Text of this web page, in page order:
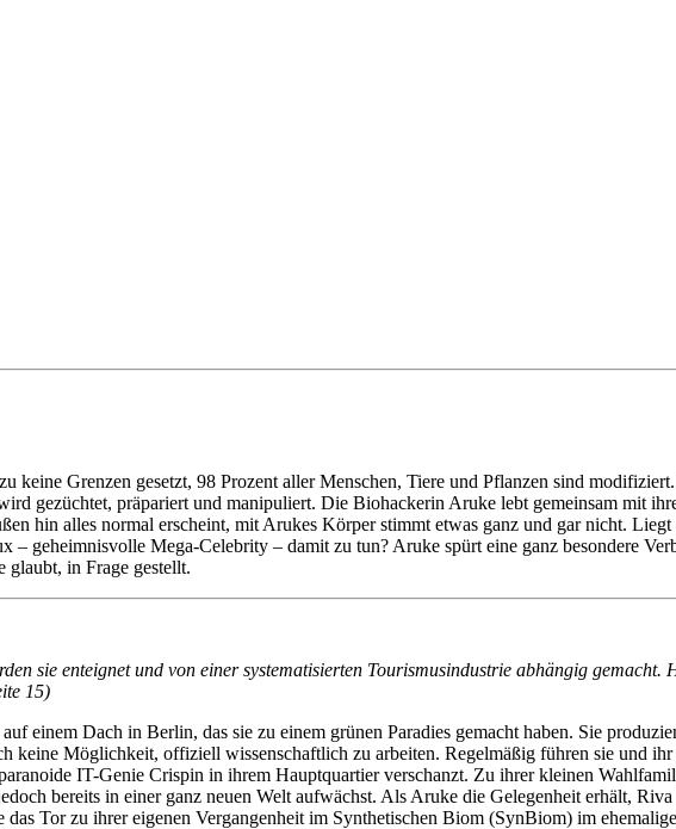
keine Grenzen gesetzt, 98 Prozent aller Menschen, Tiere und Pflanzen sind
gezüchtet, präpariert und manipuliert. Die Biohackerin Aruke lebt gemeinsam mit
hin alles normal erscheint, mit Arukes Körper stimmt etwas ganz und gar nicht.
geheimnisvolle Mega-Celebrity – damit zu tun? Aruke spürt eine ganz besondere
glaubt, in Frage gestellt.
sie enteignet und von einer systematisierten Tourismusindustrie abhängig gemacht.
15)
einem Dach in Berlin, das sie zu einem grünen Paradies gemacht haben. Sie
keine Möglichkeit, offiziell wissenschaftlich zu arbeiten. Regelmäßig führen sie und
IT-Genie Crispin in ihrem Hauptquartier verschanzt. Zu ihrer kleinen
bereits in einer ganz neuen Welt aufwächst. Als Aruke die Gelegenheit erhält,
Tor zu ihrer eigenen Vergangenheit im Synthetischen Biom (SynBiom) im